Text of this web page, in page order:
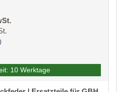
10 Werktage